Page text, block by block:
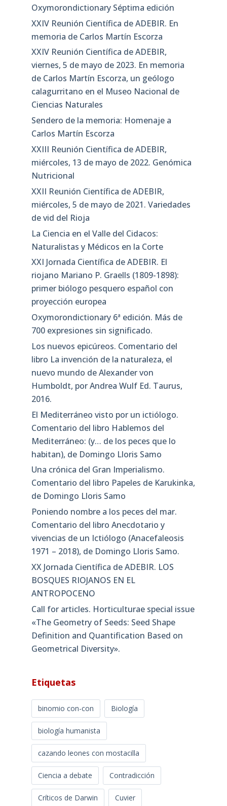
Oxymorondictionary Séptima edición
XXIV Reunión Científica de ADEBIR. En
memoria de Carlos Martín Escorza
XXIV Reunión Científica de ADEBIR,
viernes, 5 de mayo de 2023. En memoria
de Carlos Martín Escorza, un geólogo
calagurritano en el Museo Nacional de
Ciencias Naturales
Sendero de la memoria: Homenaje a
Carlos Martín Escorza
XXIII Reunión Científica de ADEBIR,
miércoles, 13 de mayo de 2022. Genómica
Nutricional
XXII Reunión Científica de ADEBIR,
miércoles, 5 de mayo de 2021. Variedades
de vid del Rioja
La Ciencia en el Valle del Cidacos:
Naturalistas y Médicos en la Corte
XXI Jornada Científica de ADEBIR. El
riojano Mariano P. Graells (1809-1898):
primer biólogo pesquero español con
proyección europea
Oxymorondictionary 6ª edición. Más de
700 expresiones sin significado.
Los nuevos epicúreos. Comentario del
libro La invención de la naturaleza, el
nuevo mundo de Alexander von
Humboldt, por Andrea Wulf Ed. Taurus,
2016.
El Mediterráneo visto por un ictiólogo.
Comentario del libro Hablemos del
Mediterráneo: (y… de los peces que lo
habitan), de Domingo Lloris Samo
Una crónica del Gran Imperialismo.
Comentario del libro Papeles de Karukinka,
de Domingo Lloris Samo
Poniendo nombre a los peces del mar.
Comentario del libro Anecdotario y
vivencias de un Ictiólogo (Anacefaleosis
1971 – 2018), de Domingo Lloris Samo.
XX Jornada Científica de ADEBIR. LOS
BOSQUES RIOJANOS EN EL
ANTROPOCENO
Call for articles. Horticulturae special issue
«The Geometry of Seeds: Seed Shape
Definition and Quantification Based on
Geometrical Diversity»​.
Etiquetas
binomio con-con Biología
biología humanista
cazando leones con mostacilla
Ciencia a debate Contradicción
Críticos de Darwin Cuvier